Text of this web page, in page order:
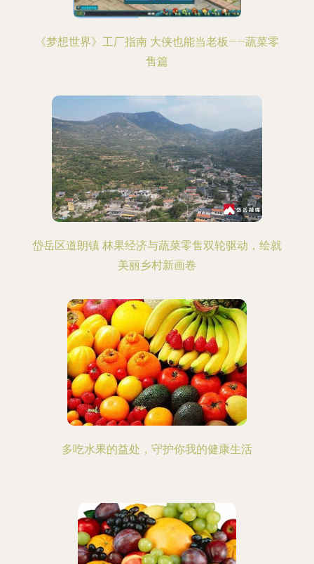
《梦想世界》工厂指南 大侠也能当老板——蔬菜零
售篇
岱岳区道朗镇 林果经济与蔬菜零售双轮驱动，绘就
美丽乡村新画卷
多吃水果的益处，守护你我的健康生活